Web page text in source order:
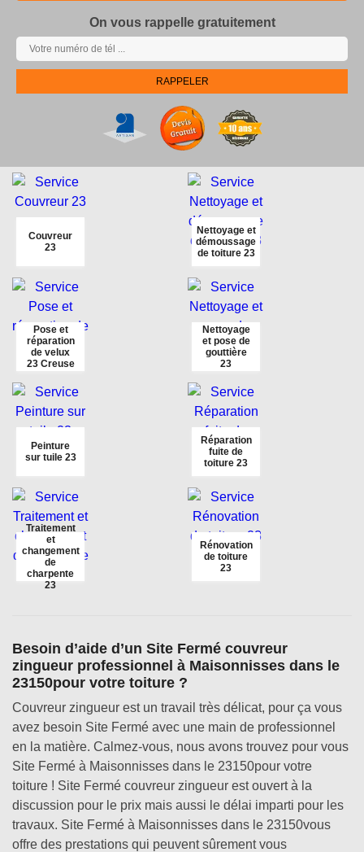
On vous rappelle gratuitement
Couvreur
23
Nettoyage et
démoussage
de toiture 23
Pose et
réparation
de velux
23 Creuse
Nettoyage
et pose de
gouttière
23
Peinture
sur tuile 23
Réparation
fuite de
toiture 23
Traitement
et
changement
de
charpente
23
Rénovation
de toiture
23
Besoin d’aide d’un Site Fermé couvreur
zingueur professionnel à Maisonnisses dans le
23150pour votre toiture ?
Couvreur zingueur est un travail très délicat, pour ça vous
avez besoin Site Fermé avec une main de professionnel
en la matière. Calmez-vous, nous avons trouvez pour vous
Site Fermé à Maisonnisses dans le 23150pour votre
toiture ! Site Fermé couvreur zingueur est ouvert à la
discussion pour le prix mais aussi le délai imparti pour les
travaux. Site Fermé à Maisonnisses dans le 23150vous
offre des prestations qui peuvent sûrement vous